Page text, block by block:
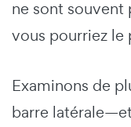
ne sont souvent
vous pourriez le
Examinons de
barre